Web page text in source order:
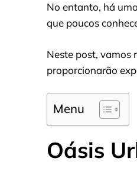
No entanto, há
que poucos
Neste post, vamos
proporcionarão
Menu
Oásis